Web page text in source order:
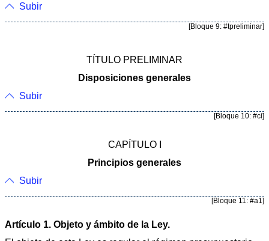
Subir
[Bloque 9: #tpreliminar]
TÍTULO PRELIMINAR
Disposiciones generales
Subir
[Bloque 10: #ci]
CAPÍTULO I
Principios generales
Subir
[Bloque 11: #a1]
Artículo 1. Objeto y ámbito de la Ley.